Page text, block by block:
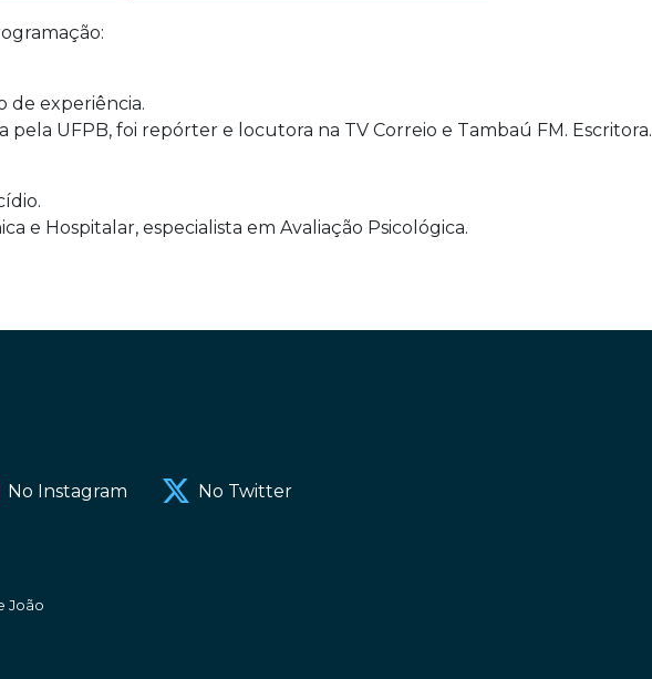
de experiência.
pela UFPB, foi repórter e locutora na TV Correio e Tambaú FM. Escritora.
e Hospitalar, especialista em Avaliação Psicológica.
No Instagram No Twitter
João